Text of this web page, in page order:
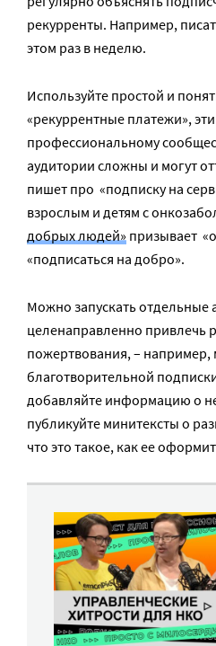
рекурренты. Например,
этом раз в неделю.
Используйте простой и
«рекуррентные платежи»,
профессиональному
аудитории сложны и могут
пишет про «подписку на
взрослым и детям с
добрых людей» призывает
«подписаться на добро».
Можно запускать отдельные
целенаправленно привлечь
пожертвования, – например,
благотворительной
добавляйте информацию о
публикуйте минитексты о
что это такое, как ее